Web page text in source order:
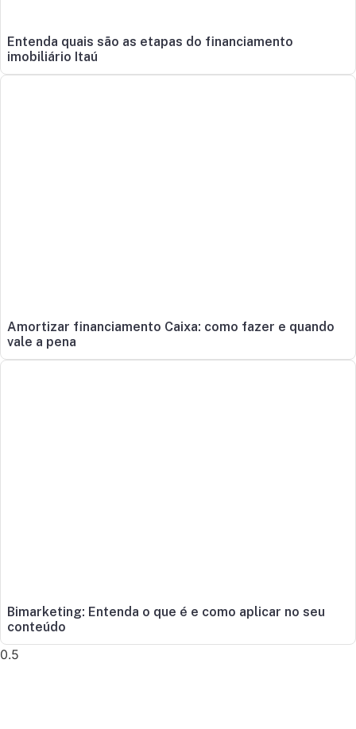
Entenda quais são as etapas do financiamento
imobiliário Itaú
Amortizar financiamento Caixa: como fazer e quando
vale a pena
Bimarketing: Entenda o que é e como aplicar no seu
conteúdo